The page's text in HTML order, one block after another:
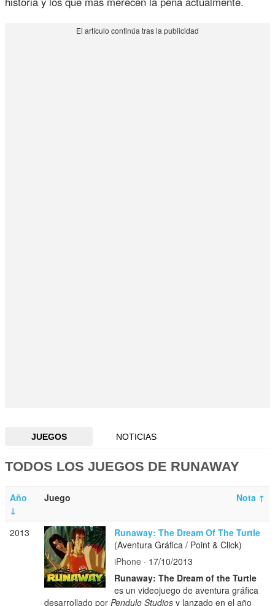
JUEGOS NOTICIAS
TODOS LOS JUEGOS DE RUNAWAY
Año
↓
Nota ↑
Juego
2013
Runaway: The Dream Of The Turtle
(Aventura Gráfica / Point & Click)
iPhone · 17/10/2013
Runaway: The Dream of the Turtle
es un videojuego de aventura gráfica
desarrollado porPendulo Studios y lanzado en el año